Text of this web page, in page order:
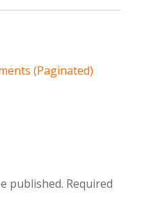
(Paginated)
published. Required